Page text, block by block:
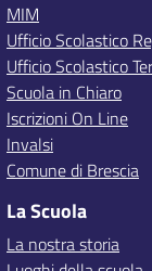
MIM
Ufficio Scolastico
Ufficio Scolastico
Scuola in Chiaro
Iscrizioni On Line
Invalsi
Comune di Brescia
La Scuola
La nostra storia